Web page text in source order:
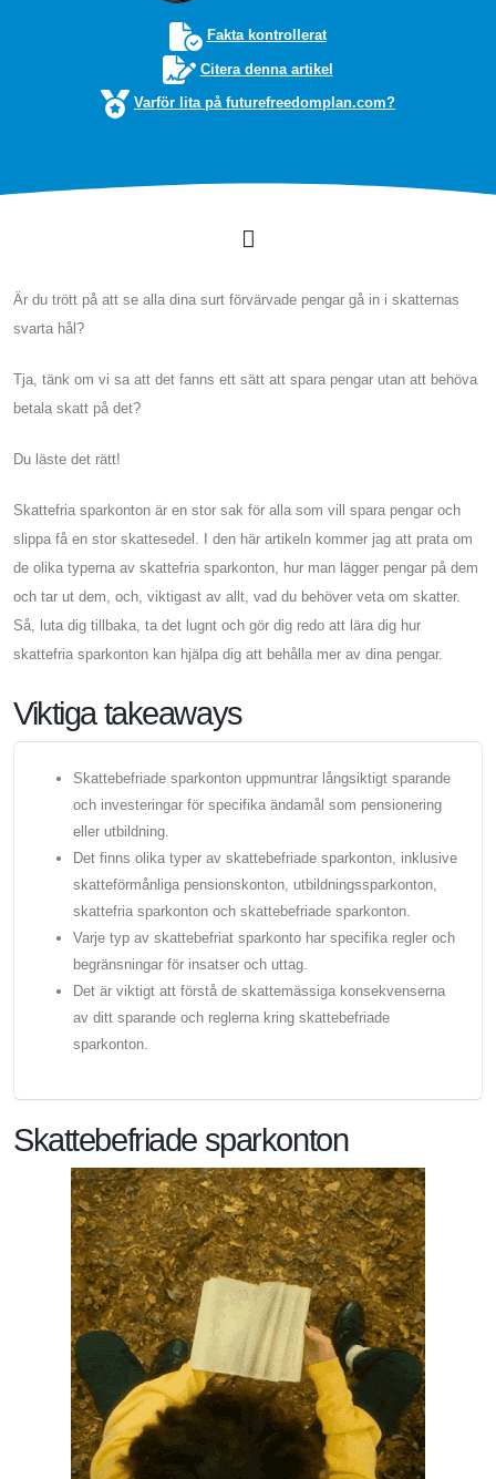
Fakta kontrollerat
Citera denna artikel
Varför lita på futurefreedomplan.com?
Är du trött på att se alla dina surt förvärvade pengar gå in i skatternas
svarta hål?
Tja, tänk om vi sa att det fanns ett sätt att spara pengar utan att behöva
betala skatt på det?
Du läste det rätt!
Skattefria sparkonton är en stor sak för alla som vill spara pengar och
slippa få en stor skattesedel. I den här artikeln kommer jag att prata om
de olika typerna av skattefria sparkonton, hur man lägger pengar på dem
och tar ut dem, och, viktigast av allt, vad du behöver veta om skatter.
Så, luta dig tillbaka, ta det lugnt och gör dig redo att lära dig hur
skattefria sparkonton kan hjälpa dig att behålla mer av dina pengar.
Viktiga takeaways
Skattebefriade sparkonton uppmuntrar långsiktigt sparande
och investeringar för specifika ändamål som pensionering
eller utbildning.
Det finns olika typer av skattebefriade sparkonton, inklusive
skatteförmånliga pensionskonton, utbildningssparkonton,
skattefria sparkonton och skattebefriade sparkonton.
Varje typ av skattebefriat sparkonto har specifika regler och
begränsningar för insatser och uttag.
Det är viktigt att förstå de skattemässiga konsekvenserna
av ditt sparande och reglerna kring skattebefriade
sparkonton.
Skattebefriade sparkonton